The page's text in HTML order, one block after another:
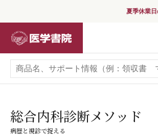
夏季休業日
総合内科診断メソッド
病歴と視診で捉える